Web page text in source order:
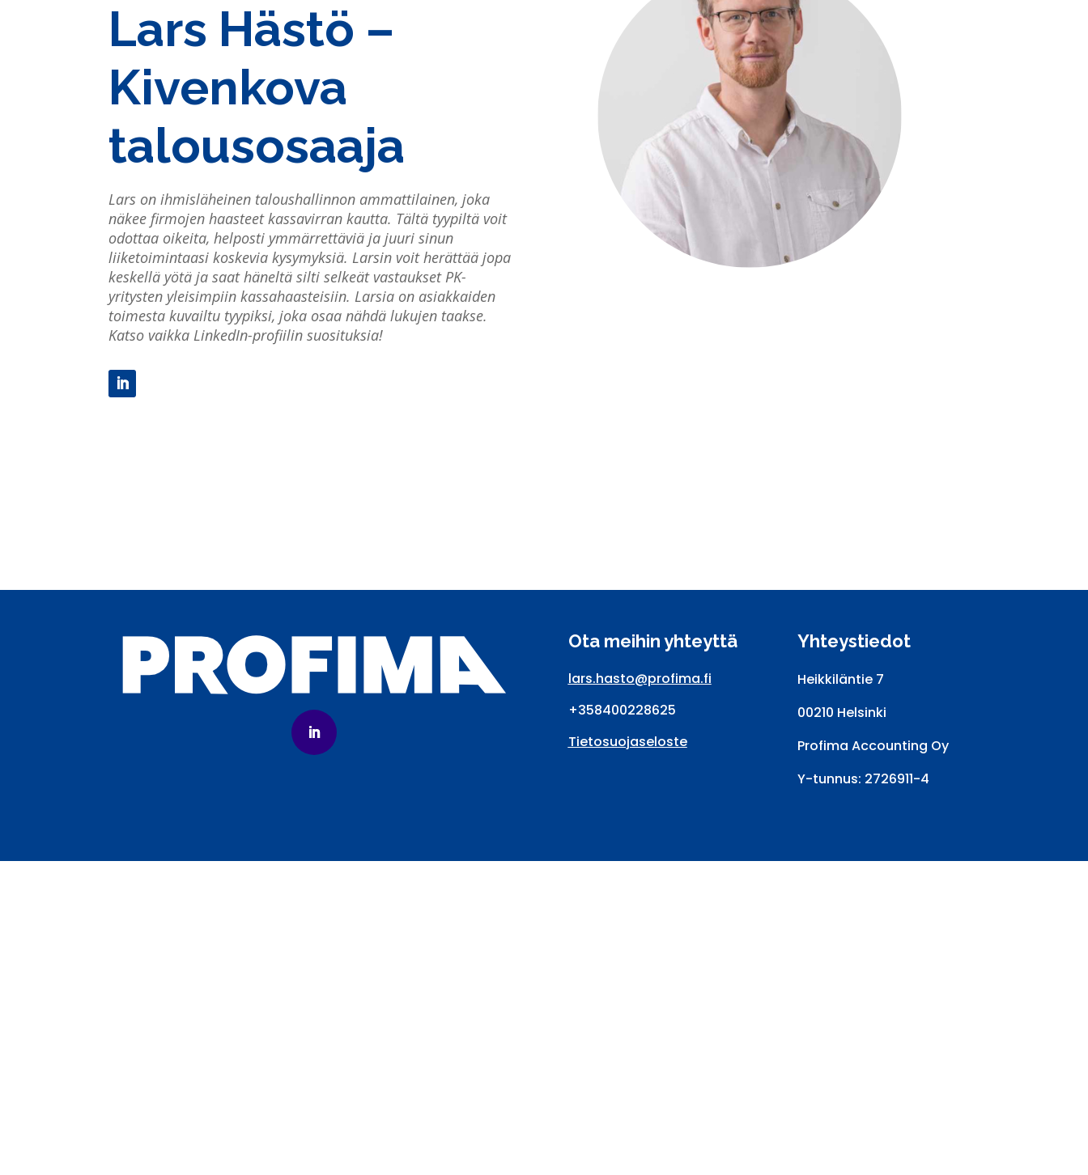
Lars Hästö –
Kivenkova
talousosaaja
Lars on ihmisläheinen taloushallinnon ammattilainen, joka
näkee firmojen haasteet kassavirran kautta. Tältä tyypiltä voit
odottaa oikeita, helposti ymmärrettäviä ja juuri sinun
liiketoimintaasi koskevia kysymyksiä. Larsin voitherättää jopa
keskellä yötä ja saat häneltä silti selkeät vastaukset PK-
yritysten yleisimpiin kassahaasteisiin. Larsia on asiakkaiden
toimesta kuvailtu tyypiksi, joka osaa nähdä lukujen taakse.
Katso vaikka LinkedIn-profiilin suosituksia!
Ota meihin yhteyttä
lars.hasto@profima.fi
+358400228625
Tietosuojaseloste
Yhteystiedot
Heikkiläntie 7
00210 Helsinki
Profima Accounting Oy
Y-tunnus: 2726911-4